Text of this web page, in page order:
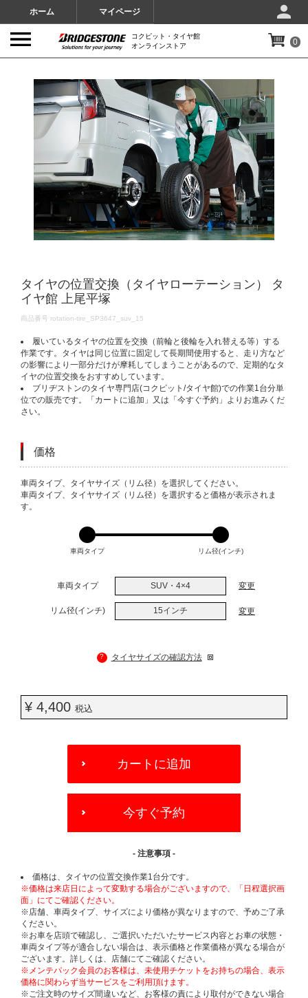
ホーム マイページ
コクピット・タイヤ館
オンラインストア
0
タイヤの位置交換（タイヤローテーション） タ
イヤ館 上尾平塚
DETAILS
商品番号 rotation-tire_SP3647_suv_15
履いているタイヤの位置を交換（前輪と後輪を入れ替える等）する
作業です。タイヤは同じ位置に固定して長期間使用すると、走り方など
の影響により一部分だけが摩耗してしまうことがあるので、定期的なタ
イヤの位置交換をおすすめしています。
ブリヂストンのタイヤ専門店(コクピット/タイヤ館)での作業1台分単
位での販売です。「カートに追加」又は「今すぐ予約」よりお進みくだ
さい。
価格
VARIATIONS
車両タイプ、タイヤサイズ（リム径）を選択してください。
車両タイプ、タイヤサイズ（リム径）を選択すると価格が表示されま
す。
車両タイプ リム径(インチ)
車両タイプ SUV・4×4 変更
リム径(インチ) 15インチ 変更
? タイヤサイズの確認方法
¥ 4,400 税込
OPTIONS
カートに追加
今すぐ予約
- 注意事項 -
価格は、タイヤの位置交換作業1台分です。
※価格は来店日によって変動する場合がございますので、「日程選択画
面」にてご確認ください。
※店舗、車両タイプ、サイズにより価格が異なりますので、予めご了承
ください。
※お車を店頭で確認し、ご選択いただいたサービス内容とお車の状態・
車両タイプ等が適合しない場合は、表示価格と作業価格が異なる場合が
ございます。詳しくは、店舗にてご確認ください。
※メンテパック会員のお客様は、未使用チケットをお持ちの場合、表示
価格に関わらず当サービスをご利用頂けます。
※ご注文時のサイズ間違いなど、お客様の責により取付ができない場合